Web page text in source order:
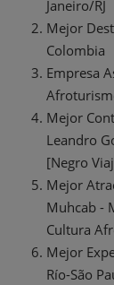
Janeiro/RJ
Mejor
Colombia
Empresa
Mejor
Leandro
[Negro
Mejor
Muhcab -
Cultura
Mejor
Río-São